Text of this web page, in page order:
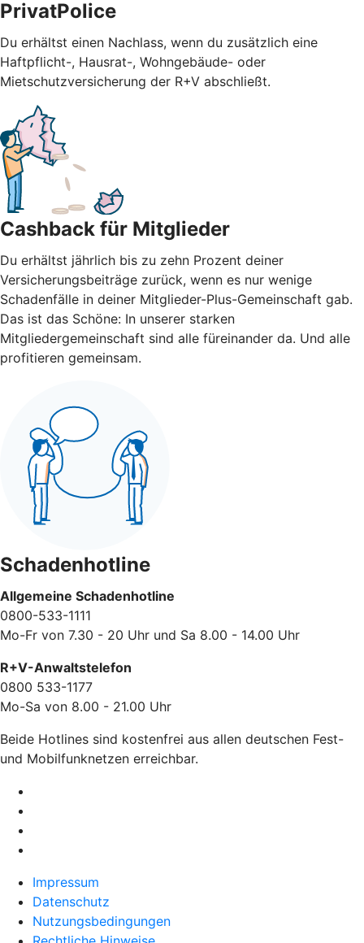
PrivatPolice
Du erhältst einen Nachlass, wenn du zusätzlich eine
Haftpflicht-, Hausrat-, Wohngebäude- oder
Mietschutzversicherung der R+V abschließt.
Cashback für Mitglieder
Du erhältst jährlich bis zu zehn Prozent deiner
Versicherungsbeiträge zurück, wenn es nur wenige
Schadenfälle in deiner Mitglieder-Plus-Gemeinschaft gab.
Das ist das Schöne: In unserer starken
Mitgliedergemeinschaft sind alle füreinander da. Und alle
profitieren gemeinsam.
Schadenhotline
Allgemeine Schadenhotline
0800-533-1111
Mo-Fr von 7.30 - 20 Uhr und Sa 8.00 - 14.00 Uhr
R+V-Anwaltstelefon
0800 533-1177
Mo-Sa von 8.00 - 21.00 Uhr
Beide Hotlines sind kostenfrei aus allen deutschen Fest-
und Mobilfunknetzen erreichbar.
Impressum
Datenschutz
Nutzungsbedingungen